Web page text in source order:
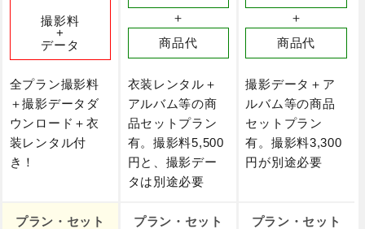
撮影料
+
データ
全プラン撮影料
＋撮影データダ
ウンロード＋衣
装レンタル付
き！
＋
商品代
衣装レンタル＋
アルバム等の商
品セットプラン
有。撮影料5,500
円と、撮影デー
タは別途必要
＋
商品代
撮影データ＋ア
ルバム等の商品
セットプラン
有。撮影料3,300
円が別途必要
プラン・セット
プラン・セット
プラン・セット